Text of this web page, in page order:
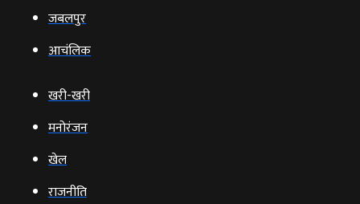
जबलपुर
आचंलिक
खरी-खरी
मनोरंजन
खेल
राजनीति